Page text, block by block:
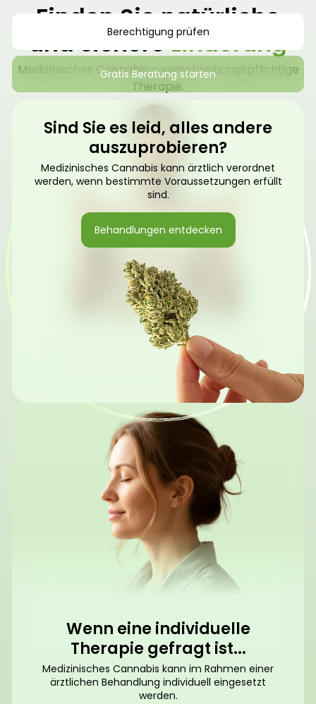
Finden Sie natürliche
und sichereLinderung
Medizinisches Cannabis – verschreibungspflichtige
Therapie.
Berechtigung prüfen
Gratis Beratung starten
Sind Sie es leid, alles andere
auszuprobieren?
Medizinisches Cannabis kann ärztlich verordnet
werden, wenn bestimmte Voraussetzungen erfüllt
sind.
Behandlungen entdecken
Wenn eine individuelle
Therapie gefragt ist...
Medizinisches Cannabis kann im Rahmen einer
ärztlichen Behandlung individuell eingesetzt
werden.